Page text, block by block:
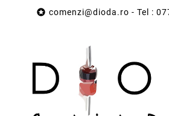
 comenzi@dioda.ro - Tel :